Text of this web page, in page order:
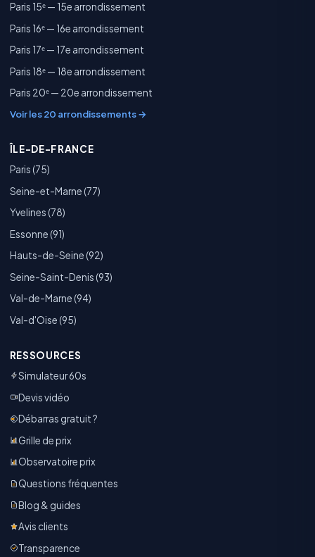
Paris 15ᵉ — 15e arrondissement
Paris 16ᵉ — 16e arrondissement
Paris 17ᵉ — 17e arrondissement
Paris 18ᵉ — 18e arrondissement
Paris 20ᵉ — 20e arrondissement
Voir les 20 arrondissements →
ÎLE-DE-FRANCE
Paris (75)
Seine-et-Marne (77)
Yvelines (78)
Essonne (91)
Hauts-de-Seine (92)
Seine-Saint-Denis (93)
Val-de-Marne (94)
Val-d'Oise (95)
RESSOURCES
Simulateur 60s
Devis vidéo
Débarras gratuit ?
Grille de prix
Observatoire prix
Questions fréquentes
Blog & guides
Avis clients
Transparence